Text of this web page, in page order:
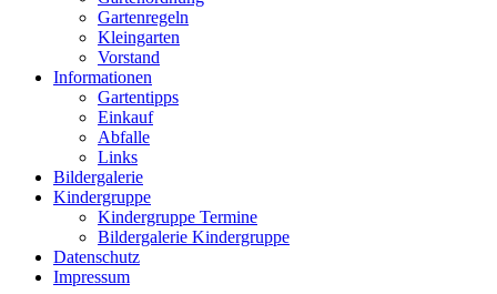
Gartenregeln
Kleingarten
Vorstand
Informationen
Gartentipps
Einkauf
Abfalle
Links
Bildergalerie
Kindergruppe
Kindergruppe Termine
Bildergalerie Kindergruppe
Datenschutz
Impressum